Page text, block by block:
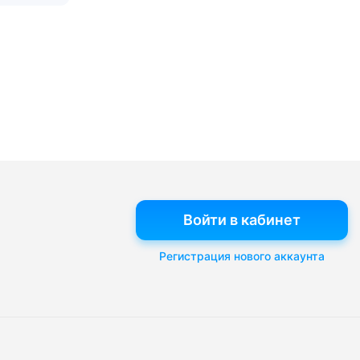
Войти в кабинет
Регистрация нового аккаунта